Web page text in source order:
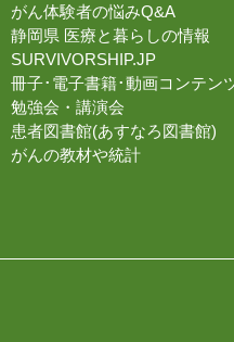
がん体験者の悩みQ&A
静岡県 医療と暮らしの情報
SURVIVORSHIP.JP
冊子･電子書籍･動画コンテン
勉強会・講演会
患者図書館(あすなろ図書館)
がんの教材や統計